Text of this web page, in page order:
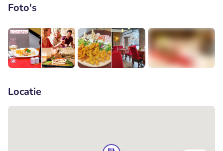
Foto's
Locatie